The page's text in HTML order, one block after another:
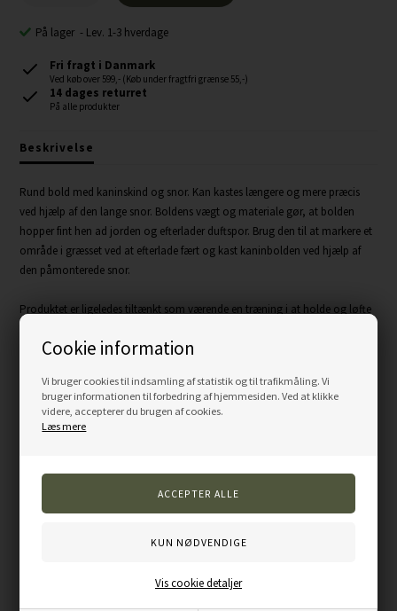
Cookie information
Vi bruger cookies til indsamling af statistik og til trafikmåling. Vi
bruger informationen til forbedring af hjemmesiden. Ved at klikke
videre, accepterer du brugen af cookies.
Læs mere
Vis cookie detaljer
På lager - Lev. 1-3 hverdage
Fri fragt i Danmark
Ved køb over 599,- (Køb under fragtfri grænse 55,-)
14 dages returret
På alle produkter
Beskrivelse
Rund bold med kaninskind og snor. Kan kastes længere og mere præcis
ved hjælp af den lange snor. Boldens vægt og materiale gør, at bolden
hopper fint hen ad jorden og efterlader duftspor. Brug den til at markere et
område i græsset ved at efterlade fært og kast kaninbolden ved hjælp af
den påmonterede snor.
Produktet er ligeledes tiltænkt som værende en træning i at holde og løfte
snoren.
Specifikationer
Kaninskind i naturfarve
Andre kunder købte også...